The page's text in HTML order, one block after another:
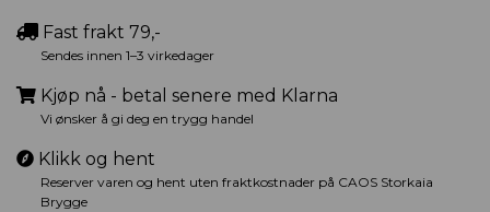
Fast frakt 79,-
Sendes innen 1–3 virkedager
Kjøp nå - betal senere med Klarna
Vi ønsker å gi deg en trygg handel
Klikk og hent
Reserver varen og hent uten fraktkostnader på CAOS Storkaia
Brygge